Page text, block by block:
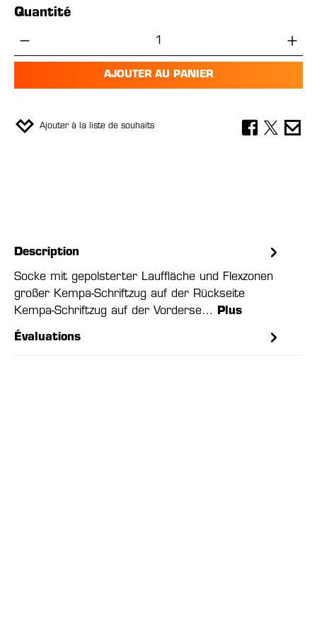
Quantité
Quantité de produit : Entrez la quantité
AJOUTER AU PANIER
Ajouter à la liste de souhaits
Description
Socke mit gepolsterter Lauffläche und Flexzonen
großer Kempa-Schriftzug auf der Rückseite
Kempa-Schriftzug auf der Vorderse…
Plus
Évaluations